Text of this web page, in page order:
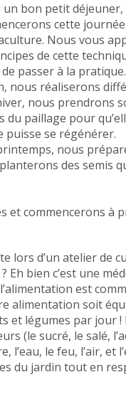
un bon petit déjeuner,
cette
Nous vous
de cette
passer à la
nous réaliserons
nous prendrons
du paillage pour
puisse se régénérer.
nous
des semis
et commencerons à
lors d’un atelier de
Eh bien c’est une
est
alimentation soit
et légumes par jour !
(le sucré, le salé,
l’eau, le feu, l’air, et
du jardin tout en